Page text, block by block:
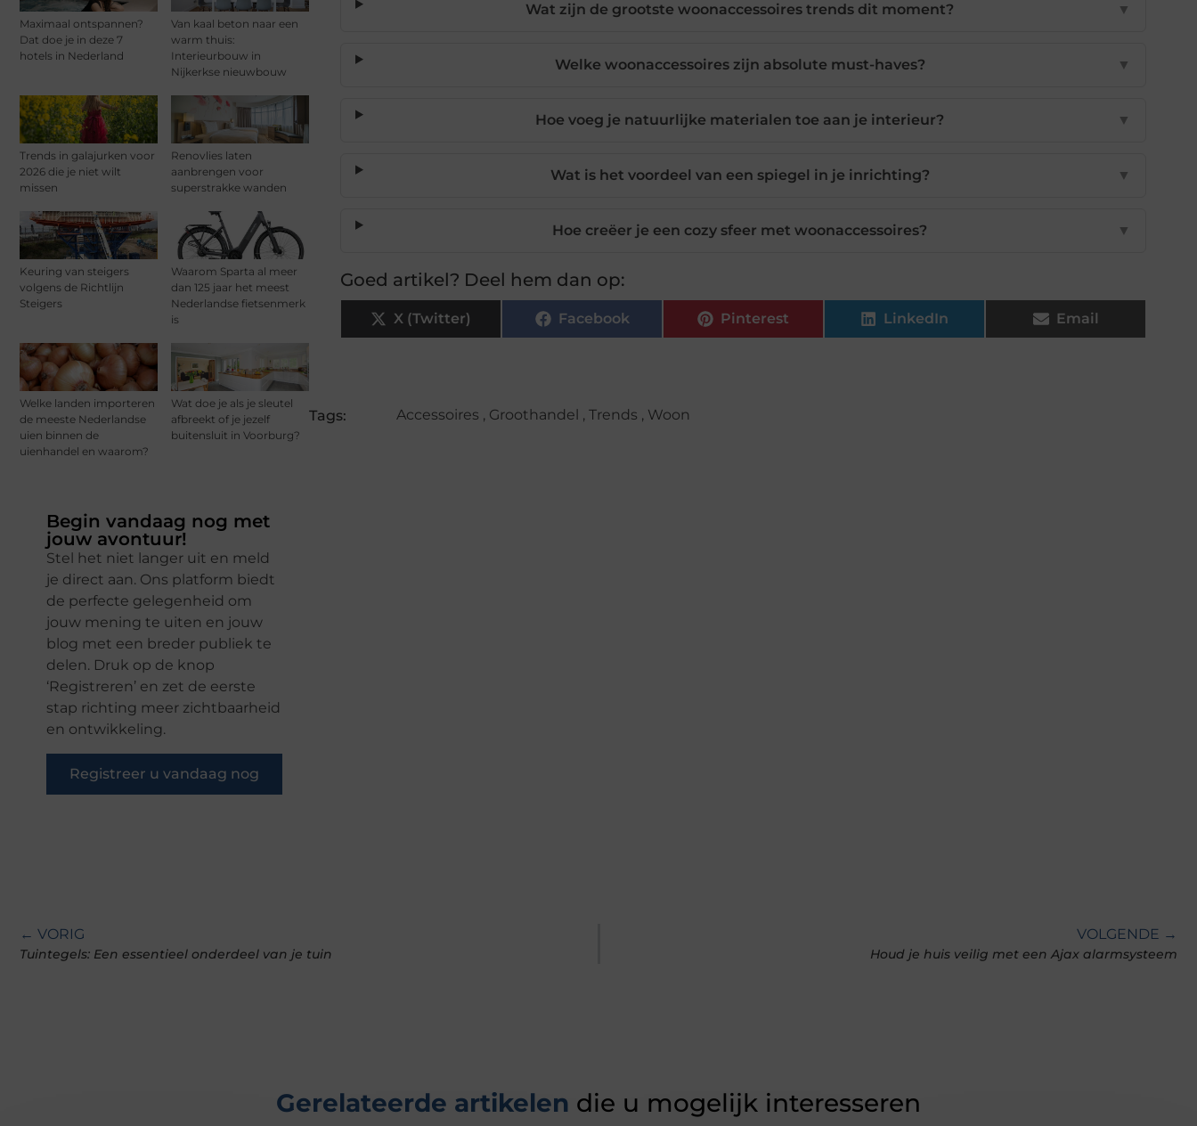
Maximaal ontspannen?
Dat doe je in deze 7
hotels in Nederland
Van kaal beton naar een
warm thuis:
Interieurbouw in
Nijkerkse nieuwbouw
Trends in galajurken voor
2026 die je niet wilt
missen
Renovlies laten
aanbrengen voor
superstrakke wanden
Keuring van steigers
volgens de Richtlijn
Steigers
Waarom Sparta al meer
dan 125 jaar het meest
Nederlandse fietsenmerk
is
Welke landen importeren
de meeste Nederlandse
uien binnen de
uienhandel en waarom?
Wat doe je als je sleutel
afbreekt of je jezelf
buitensluit in Voorburg?
Begin vandaag nog met
jouw avontuur!
Stel het niet langer uit en meld
je direct aan. Ons platform biedt
de perfecte gelegenheid om
jouw mening te uiten en jouw
blog met een breder publiek te
delen. Druk op de knop
‘Registreren’ en zet de eerste
stap richting meer zichtbaarheid
en ontwikkeling.
Registreer u vandaag nog
Wat zijn de grootste woonaccessoires trends dit moment? ▼
Welke woonaccessoires zijn absolute must-haves? ▼
Hoe voeg je natuurlijke materialen toe aan je interieur? ▼
Wat is het voordeel van een spiegel in je inrichting? ▼
Hoe creëer je een cozy sfeer met woonaccessoires? ▼
Goed artikel? Deel hem dan op:
X (Twitter) Facebook Pinterest LinkedIn Email
Tags: Accessoires , Groothandel , Trends , Woon
← VORIG
Tuintegels: Een essentieel onderdeel van je tuin
VOLGENDE →
Houd je huis veilig met een Ajax alarmsysteem
Gerelateerde artikelen die u mogelijk interesseren